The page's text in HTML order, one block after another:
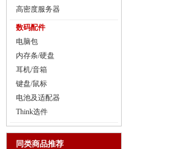
高密度服务器
数码配件
电脑包
内存条/硬盘
耳机/音箱
键盘/鼠标
电池及适配器
Think选件
同类商品推荐